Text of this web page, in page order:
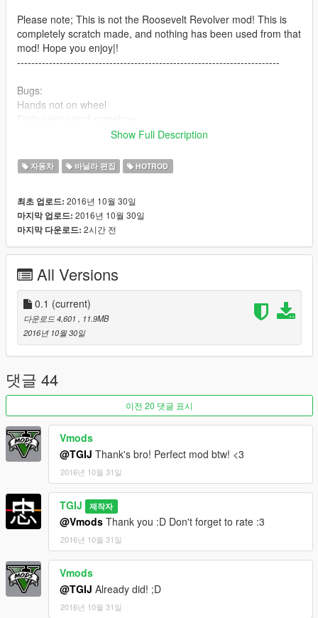
Please note; This is not the Roosevelt Revolver mod! This is
completely scratch made, and nothing has been used from that
mod! Hope you enjoy|!
--------------------------------------------------------------------------
Bugs:
Hands not on wheel
(nothing game breaking so..)
--------------------------------------------------------------------------
mods/update/x64/dlcpacks/mpvalentines2/dlc.rpf/x64/levels/gta
5/vehicles/mpvalentines2vehicles.rpf
Enjoy! :D
YOU DO NOT HAVE PERMISSION TO UPLOAD THIS FILE ON
ANY OTHER SITES!!!
--------------------------------------------------------------------------
If you make videos, feel free to add them, Include mod link!
and If you want to support me, add a link to my YouTube
channel ;) https://www.youtube.com/c/tgi_justin
--------------------------------------------------------------------------
https://www.facebook.com/TheRealTGIJustin
https://twitter.com/TGI_J
https://www.youtube.com/c/tgi_justin
Show Full Description
자동차 바닐라 편집 HOTROD
최초 업로드: 2016년 10월 30일
마지막 업로드: 2016년 10월 30일
마지막 다운로드: 2시간 전
All Versions
0.1 (current)
다운로드 4,601
, 11.9MB
2016년 10월 30일
댓글 44
이전 20 댓글 표시
Vmods
@TGIJ Thank's bro! Perfect mod btw! <3
2016년 10월 31일
TGIJ 제작자
@Vmods Thank you :D Don't forget to rate :3
2016년 10월 31일
Vmods
@TGIJ Already did! ;D
2016년 10월 31일